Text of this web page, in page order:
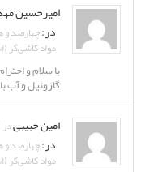
امیرحسین
در:چهارصد و
مواد کاشی‌گر
با سلام و
گازوئیل و آب
امین حبیبیدر ۰۷ اردیبهشت
در:چهارصد و
مواد کاشی‌گر